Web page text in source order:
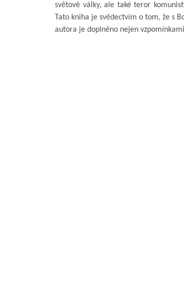
světové války, ale také teror
Tato kniha je svědectvím o tom, že s
autora je doplněno nejen